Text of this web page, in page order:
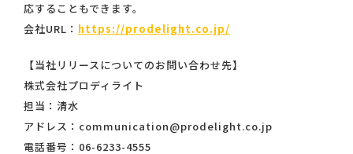
応することもできます。
会社URL： https://prodelight.co.jp/
【当社リリースについてのお問い合わせ先】
株式会社プロディライト
担当：清水
アドレス：communication@prodelight.co.jp
電話番号：06-6233-4555